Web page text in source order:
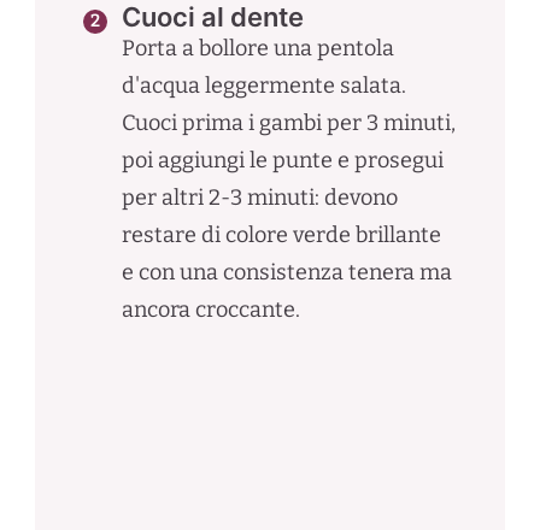
Cuoci al dente
Porta a bollore una pentola
d'acqua leggermente salata.
Cuoci prima i gambi per 3 minuti,
poi aggiungi le punte e prosegui
per altri 2-3 minuti: devono
restare di colore verde brillante
e con una consistenza tenera ma
ancora croccante.